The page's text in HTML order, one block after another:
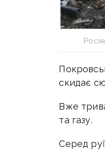
скидає
Вже
та газу.
Серед